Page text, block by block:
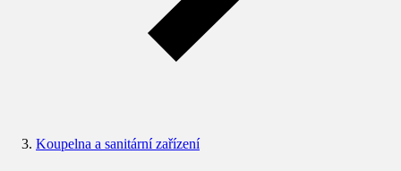
Koupelna a sanitární zařízení